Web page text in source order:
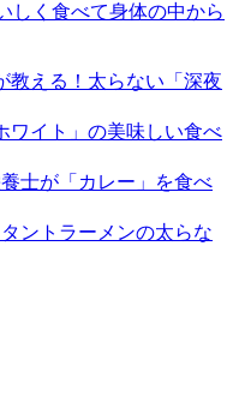
しく食べて身体の中から
教える！太らない「深夜
ワイト」の美味しい食べ
士が「カレー」を食べ
ントラーメンの太らな